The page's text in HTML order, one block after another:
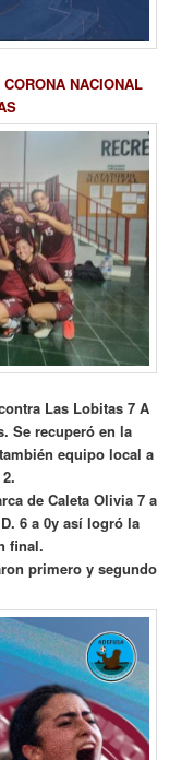
NACIONAL
Las Lobitas 7 A
Se recuperó en la
equipo local a
de Caleta Olivia 7 a
6 a 0y así logró la
final.
primero y segundo